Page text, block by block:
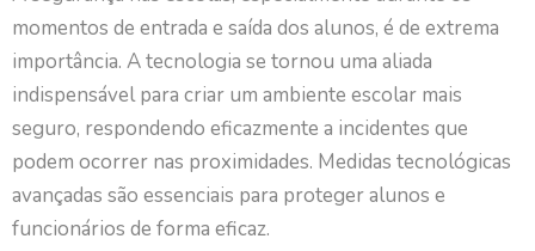
momentos de entrada e saída dos alunos, é de extrema
importância. A tecnologia se tornou uma aliada
indispensável para criar um ambiente escolar mais
seguro, respondendo eficazmente a incidentes que
podem ocorrer nas proximidades. Medidas tecnológicas
avançadas são essenciais para proteger alunos e
funcionários de forma eficaz.